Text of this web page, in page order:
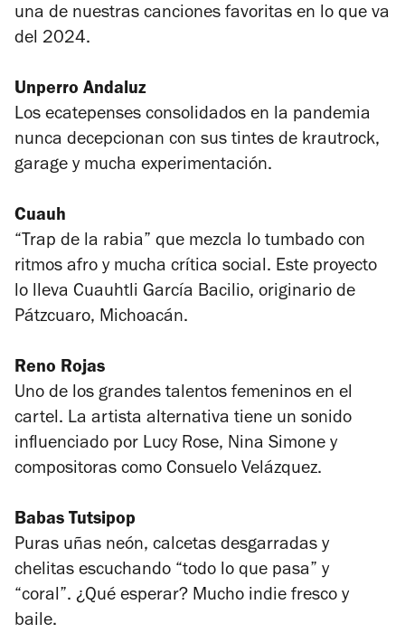
una de nuestras canciones favoritas en lo que va
del 2024.
Unperro Andaluz
Los ecatepenses consolidados en la pandemia
nunca decepcionan con sus tintes de krautrock,
garage y mucha experimentación.
Cuauh
“Trap de la rabia” que mezcla lo tumbado con
ritmos afro y mucha crítica social. Este proyecto
lo lleva Cuauhtli García Bacilio, originario de
Pátzcuaro, Michoacán.
Reno Rojas
Uno de los grandes talentos femeninos en el
cartel. La artista alternativa tiene un sonido
influenciado por Lucy Rose, Nina Simone y
compositoras como Consuelo Velázquez.
Babas Tutsipop
Puras uñas neón, calcetas desgarradas y
chelitas escuchando “todo lo que pasa” y
“coral”. ¿Qué esperar? Mucho indie fresco y
baile.